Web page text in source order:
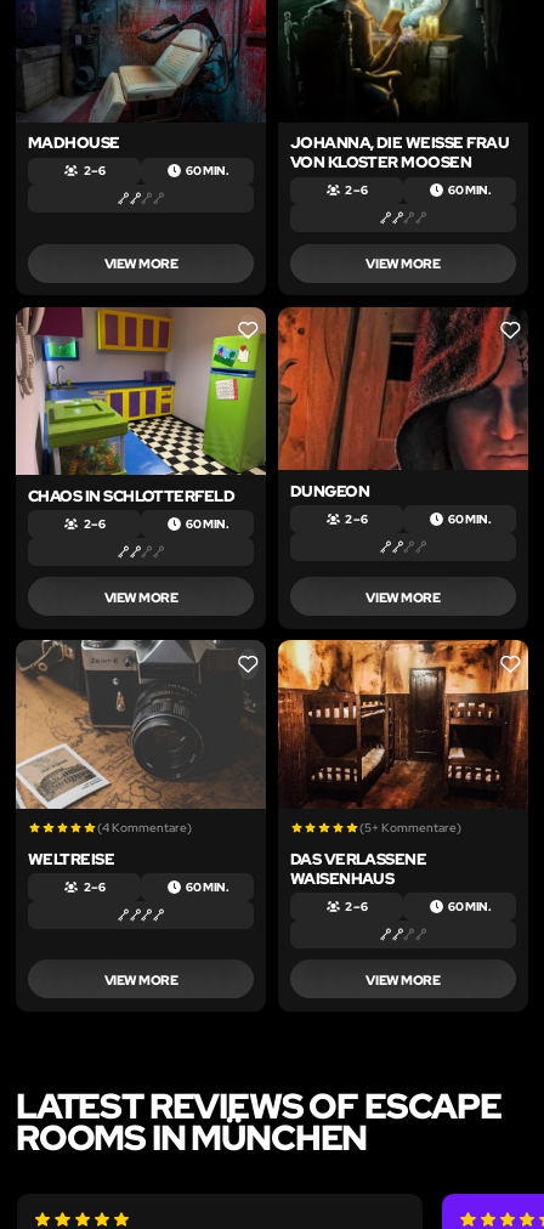
MADHOUSE
2 – 6 60 MIN.
VIEW MORE
JOHANNA, DIE WEISSE FRAU V
ON KLOSTER MOOSEN
2 – 6 60 MIN.
VIEW MORE
LIKE
CHAOS IN SCHLOTTERFELD
2 – 6 60 MIN.
VIEW MORE
LIKE
DUNGEON
2 – 6 60 MIN.
VIEW MORE
LIKE
(4 Kommentare)
WELTREISE
2 – 6 60 MIN.
VIEW MORE
LIKE
(5+ Kommentare)
DAS VERLASSENE
WAISENHAUS
2 – 6 60 MIN.
VIEW MORE
LATEST REVIEWS OF ESCAPE
ROOMS IN MÜNCHEN